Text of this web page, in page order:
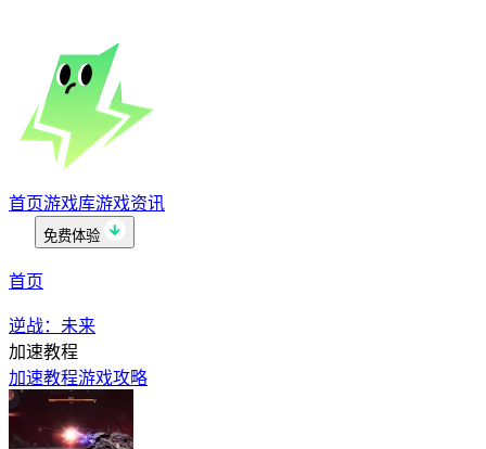
首页游戏库游戏资讯
免费体验
首页
逆战：未来
加速教程
加速教程游戏攻略